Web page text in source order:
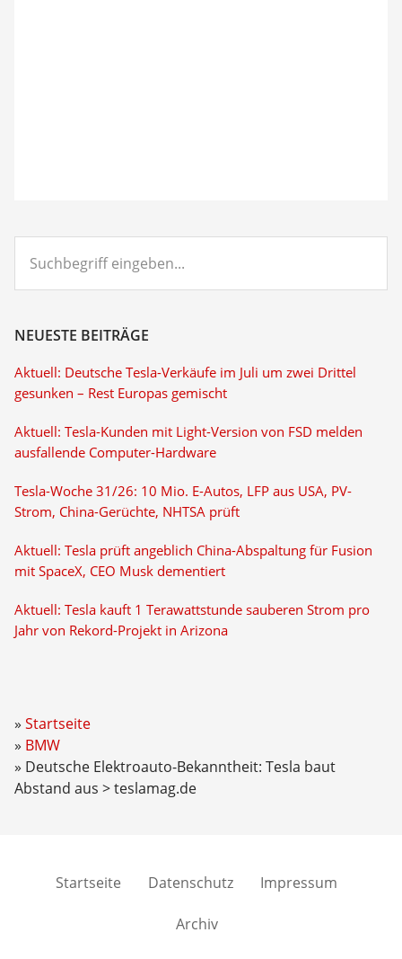
eingeben...
NEUESTE BEITRÄGE
Aktuell: Deutsche Tesla-Verkäufe im Juli um zwei Drittel
gesunken – Rest Europas gemischt
Aktuell: Tesla-Kunden mit Light-Version von FSD melden
ausfallende Computer-Hardware
Tesla-Woche 31/26: 10 Mio. E-Autos, LFP aus USA, PV-
Strom, China-Gerüchte, NHTSA prüft
Aktuell: Tesla prüft angeblich China-Abspaltung für Fusion
mit SpaceX, CEO Musk dementiert
Aktuell: Tesla kauft 1 Terawattstunde sauberen Strom pro
Jahr von Rekord-Projekt in Arizona
Startseite
BMW
Deutsche Elektroauto-Bekanntheit: Tesla baut
Abstand aus > teslamag.de
Startseite Datenschutz Impressum
Archiv